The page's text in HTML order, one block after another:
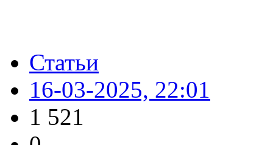
Статьи
16-03-2025, 22:01
1 521